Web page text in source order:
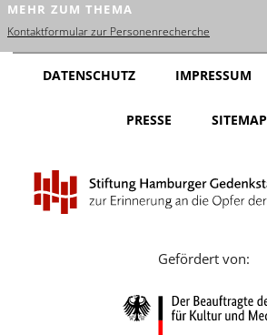
Dansk
Español
Nederlands
Português
Русский
MEHR ZUM THEMA
Kontaktformular zur Personenrecherche
DATENSCHUTZ IMPRESSUM
PRESSE SITEMAP
Gefördert von: